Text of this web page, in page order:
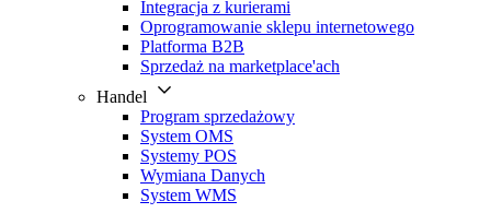
Integracja z kurierami
Oprogramowanie sklepu internetowego
Platforma B2B
Sprzedaż na marketplace'ach
Handel
Program sprzedażowy
System OMS
Systemy POS
Wymiana Danych
System WMS